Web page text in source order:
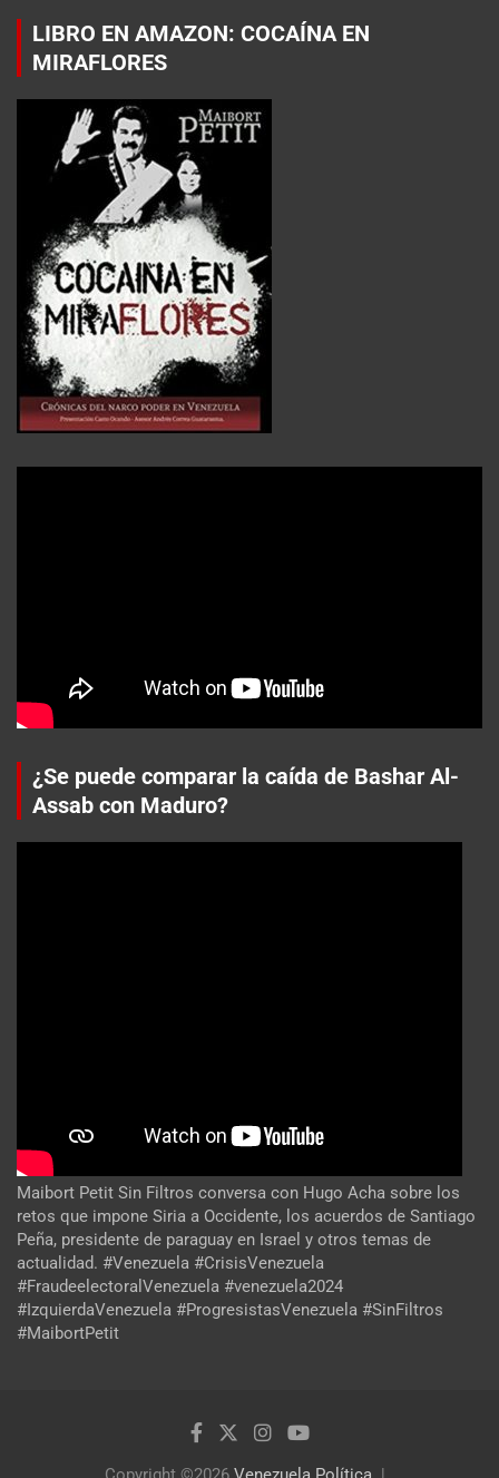
LIBRO EN AMAZON: COCAÍNA EN
MIRAFLORES
¿Se puede comparar la caída de Bashar Al-
Assab con Maduro?
Maibort Petit Sin Filtros conversa con Hugo Acha sobre los
retos que impone Siria a Occidente, los acuerdos de Santiago
Peña, presidente de paraguay en Israel y otros temas de
actualidad. #Venezuela #CrisisVenezuela
#FraudeelectoralVenezuela #venezuela2024
#IzquierdaVenezuela #ProgresistasVenezuela #SinFiltros
#MaibortPetit